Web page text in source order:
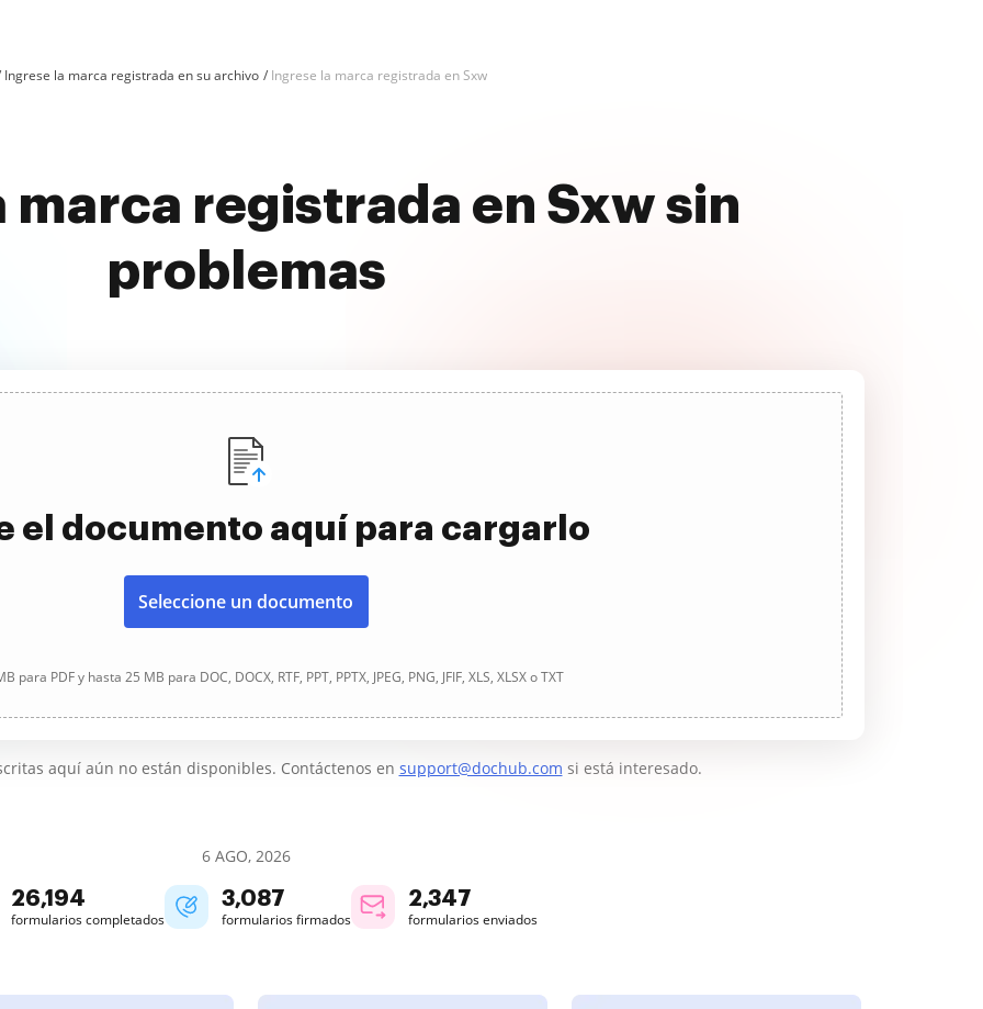
Ingrese la marca registrada en su archivo Ingrese la marca registrada en Sxw
marca registrada en Sxw sin
problemas
el documento aquí para cargarlo
Seleccione un documento
para PDF y hasta 25 MB para DOC, DOCX, RTF, PPT, PPTX, JPEG, PNG, JFIF, XLS, XLSX o TXT
aquí aún no están disponibles. Contáctenos en support@dochub.com si está interesado.
6 AGO, 2026
26,195
formularios completados
3,087
formularios firmados
2,347
formularios enviados